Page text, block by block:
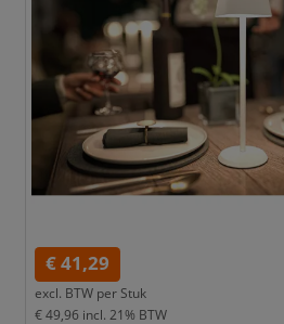
€ 41,29
excl. BTW per Stuk
€ 49,96 incl. 21% BTW